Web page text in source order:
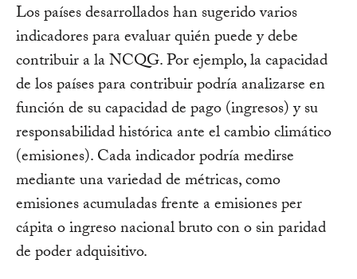
Los países desarrollados han sugerido varios
indicadores para evaluar quién puede y debe
contribuir a la NCQG. Por ejemplo, la capacidad
de los países para contribuir podría analizarse en
función de su capacidad de pago (ingresos) y su
responsabilidad histórica ante el cambio climático
(emisiones). Cada indicador podría medirse
mediante una variedad de métricas, como
emisiones acumuladas frente a emisiones per
cápita o ingreso nacional bruto con o sin paridad
de poder adquisitivo.